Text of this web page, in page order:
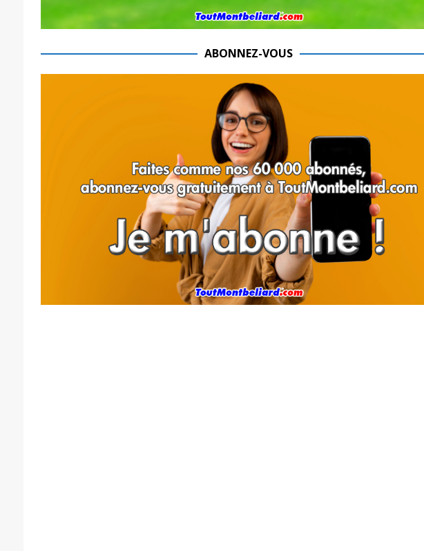
ABONNEZ-VOUS